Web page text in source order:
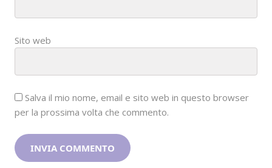
Sito web
Salva il mio nome, email e sito web in questo browser
per la prossima volta che commento.